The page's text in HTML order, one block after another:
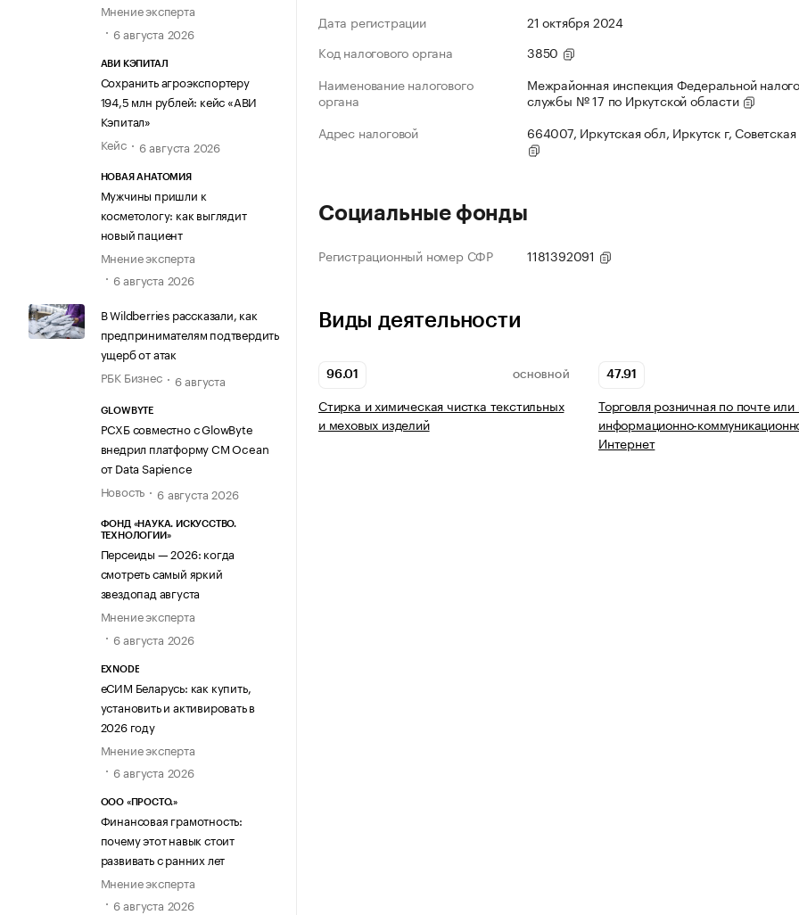
Мнение эксперта
6 августа 2026
АВИ КЭПИТАЛ
Сохранить агроэкспортеру
194,5 млн рублей: кейс «АВИ
Кэпитал»
Кейс
6 августа 2026
НОВАЯ АНАТОМИЯ
Мужчины пришли к
косметологу: как выглядит
новый пациент
Мнение эксперта
6 августа 2026
В Wildberries рассказали, как
предпринимателям подтвердить
ущерб от атак
РБК Бизнес
6 августа
GLOWBYTE
РСХБ совместно с GlowByte
внедрил платформу CM Ocean
от Data Sapience
Новость
6 августа 2026
ФОНД «НАУКА. ИСКУССТВО.
ТЕХНОЛОГИИ»
Персеиды — 2026: когда
смотреть самый яркий
звездопад августа
Мнение эксперта
6 августа 2026
EXNODE
еСИМ Беларусь: как купить,
установить и активировать в
2026 году
Мнение эксперта
6 августа 2026
ООО «ПРОСТО.»
Финансовая грамотность:
почему этот навык стоит
развивать с ранних лет
Мнение эксперта
6 августа 2026
Дата регистрации
21 октября 2024
Код налогового органа
3850
Наименование налогового
органа
Межрайонная инспекция Федеральной
службы № 17 по Иркутской области
Адрес налоговой
664007, Иркутская обл, Иркутск г,
Социальные фонды
Регистрационный номер СФР 1181392091
Виды деятельности
96.01 ОСНОВНОЙ
Стирка и химическая чистка текстильных
и меховых изделий
47.91
Торговля розничная по почте или
информационно-
Интернет